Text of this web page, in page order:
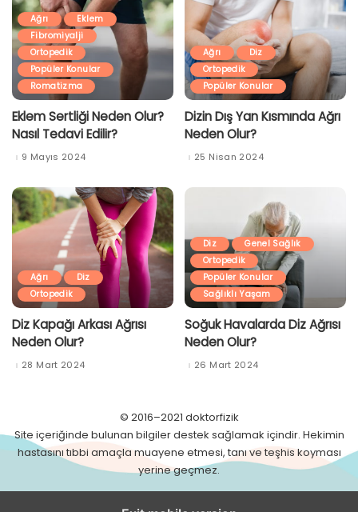
Ağrı
Eklem
Fibromiyalji
Ortopedik
Popüler Konular
Romatizma
Eklem Sertliği Neden Olur?
Nasıl Tedavi Edilir?
9 Mayıs 2024
Ağrı
Diz
Ortopedik
Popüler Konular
Dizin Dış Yan Kısmında Ağrı
Neden Olur?
25 Nisan 2024
Ağrı
Diz
Ortopedik
Diz Kapağı Arkası Ağrısı
Neden Olur?
28 Mart 2024
Diz
Genel Sağlık
Ortopedik
Popüler Konular
Sağlıklı Yaşam
Soğuk Havalarda Diz Ağrısı
Neden Olur?
26 Mart 2024
© 2016–2021 doktorfizik
Site içeriğinde bulunan bilgiler destek sağlamak içindir. Hekimin
hastasını tıbbi amaçla muayene etmesi, tanı ve teşhis koyması
yerine geçmez.